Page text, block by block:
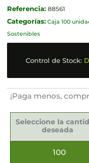
Referencia: 88561
Categorías: Caja 100
Sostenibles
Control de Stock:
¡Paga menos,
Seleccione la
deseada
100
Sostenibles
40x40cm